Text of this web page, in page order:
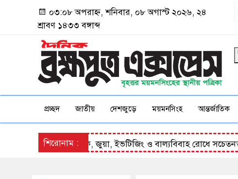
০৩:০৮ অপরাহ্ন, শনিবার, ০৮ অগাস্ট ২০২৬, ২৪
শ্রাবণ ১৪৩৩ বঙ্গাব্দ
প্রচ্ছদ জাতীয় দেশজুড়ে ময়মনসিংহ আন্তর্জাতিক
শিরোনাম :
কেন্দুয়ায় মাদক, জুয়া, ইভটিজিং ও বাল্যবিবাহ রোধে